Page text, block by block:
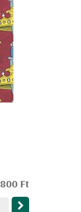
800 Ft